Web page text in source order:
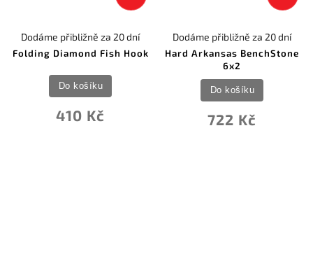
Folding Diamond Fish Hook
Dodáme přibližně za 20 dní
410 Kč
Do košíku
Hard Arkansas BenchStone
6x2
Dodáme přibližně za 20 dní
722 Kč
Do košíku